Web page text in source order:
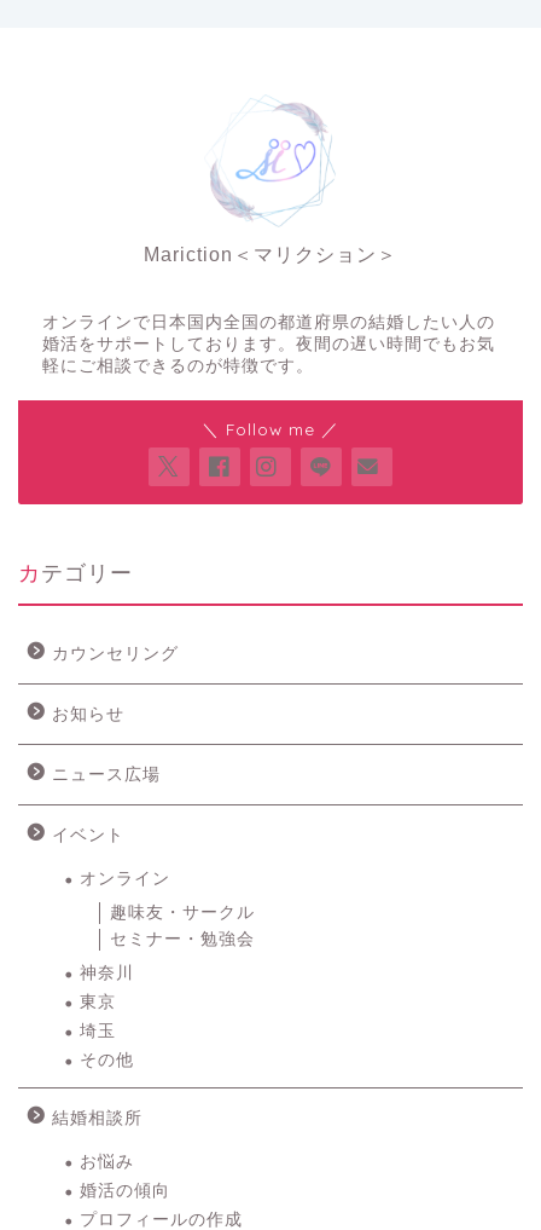
Mariction＜マリクション＞
オンラインで日本国内全国の都道府県の結婚したい人の
婚活をサポートしております。夜間の遅い時間でもお気
軽にご相談できるのが特徴です。
＼ Follow me ／
カテゴリー
カウンセリング
お知らせ
ニュース広場
イベント
オンライン
趣味友・サークル
セミナー・勉強会
神奈川
東京
埼玉
その他
結婚相談所
お悩み
婚活の傾向
プロフィールの作成